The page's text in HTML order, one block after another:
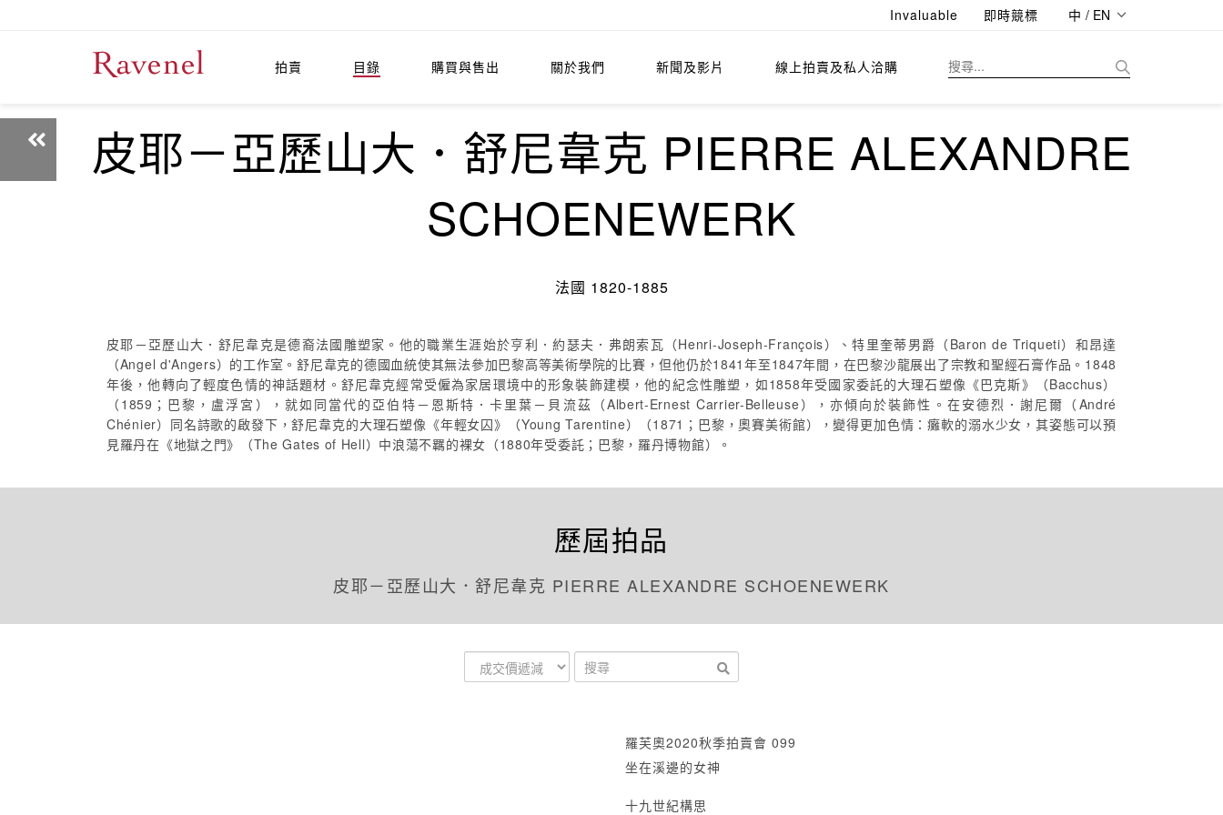
Invaluable 即時競標 中 / EN
拍賣 目錄 購買與售出 關於我們 新聞及影片 線上拍賣及私人洽購
皮耶－亞歷山大．舒尼韋克 PIERRE ALEXANDRE
SCHOENEWERK
法國 1820-1885
皮耶－亞歷山大．舒尼韋克是德裔法國雕塑家。他的職業生涯始於亨利．約瑟夫．弗朗索瓦（Henri-Joseph-François）、特里奎蒂男爵（Baron de Triqueti）和昂達
（Angel d'Angers）的工作室。舒尼韋克的德國血統使其無法參加巴黎高等美術學院的比賽，但他仍於1841年至1847年間，在巴黎沙龍展出了宗教和聖經石膏作品。1848
年後，他轉向了輕度色情的神話題材。舒尼韋克經常受僱為家居環境中的形象裝飾建模，他的紀念性雕塑，如1858年受國家委託的大理石塑像《巴克斯》（Bacchus）
（1859；巴黎，盧浮宮），就如同當代的亞伯特－恩斯特．卡里葉－貝流茲（Albert-Ernest Carrier-Belleuse），亦傾向於裝飾性。在安德烈．謝尼爾（André
Chénier）同名詩歌的啟發下，舒尼韋克的大理石塑像《年輕女囚》（Young Tarentine）（1871；巴黎，奧賽美術館），變得更加色情：癱軟的溺水少女，其姿態可以預
見羅丹在《地獄之門》（The Gates of Hell）中浪蕩不羈的裸女（1880年受委託；巴黎，羅丹博物館）。
歷屆拍品
皮耶－亞歷山大．舒尼韋克 PIERRE ALEXANDRE SCHOENEWERK
羅芙奧2020秋季拍賣會 099
坐在溪邊的女神
十九世紀構思